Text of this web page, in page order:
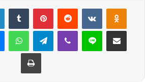
LinkedInTumblr PinterestReddit VKontakte
MessengerWhatsAppTelegramViber Line E-Posta ile
Yazdır